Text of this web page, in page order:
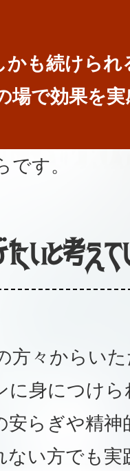
かも続けられ
場で効果を
す。
いと考え
方々からい
に身につけら
安らぎや精
ない方でも実